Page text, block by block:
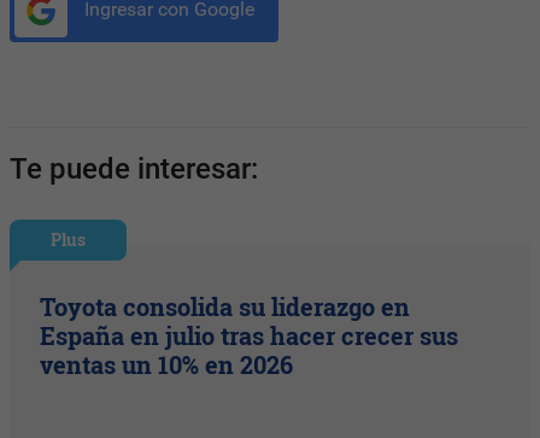
Ingresar con Google
Te puede interesar:
Plus
Toyota consolida su liderazgo en
España en julio tras hacer crecer sus
ventas un 10% en 2026